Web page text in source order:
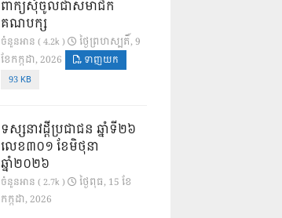
ពាក្យសុំចូលជាសមាជិក
គណបក្ស
ចំនួនអាន ( 4.2k )
ថ្ងៃ​ព្រហស្បតិ៍, 9
ខែ​កក្កដា, 2026
ទាញយក
93 KB
ទស្សនាវដ្ដីប្រជាជន ឆ្នាំទី២៦
លេខ៣០១ ខែមិថុនា
ឆ្នាំ២០២៦
ចំនួនអាន ( 2.7k )
ថ្ងៃ​ពុធ, 15 ខែ​
កក្កដា, 2026